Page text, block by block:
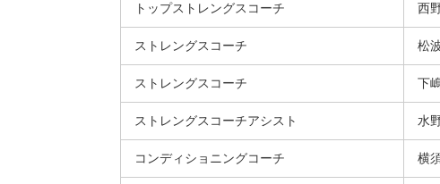
トップストレングスコーチ 西
ストレングスコーチ 松
ストレングスコーチ 下
ストレングスコーチアシスト 水
コンディショニングコーチ 横